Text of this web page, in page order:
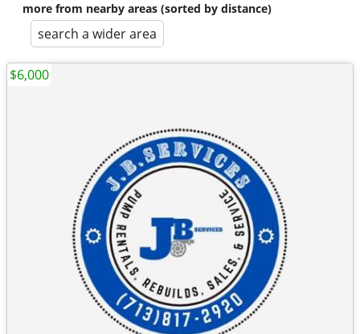
more from nearby areas (sorted by distance)
search a wider area
$6,000